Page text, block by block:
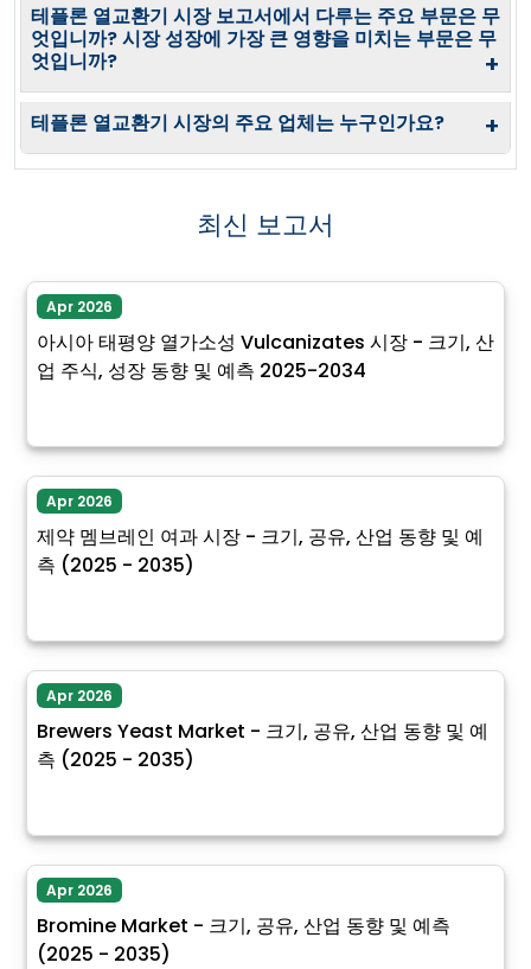
테플론 열교환기 시장 보고서에서 다루는 주요 부문은 무
엇입니까? 시장 성장에 가장 큰 영향을 미치는 부문은 무
엇입니까?
+
테플론 열교환기 시장의 주요 업체는 누구인가요? +
최신 보고서
Apr 2026
아시아 태평양 열가소성 Vulcanizates 시장 - 크기, 산
업 주식, 성장 동향 및 예측 2025-2034
Apr 2026
제약 멤브레인 여과 시장 - 크기, 공유, 산업 동향 및 예
측 (2025 - 2035)
Apr 2026
Brewers Yeast Market - 크기, 공유, 산업 동향 및 예
측 (2025 - 2035)
Apr 2026
Bromine Market - 크기, 공유, 산업 동향 및 예측
(2025 - 2035)